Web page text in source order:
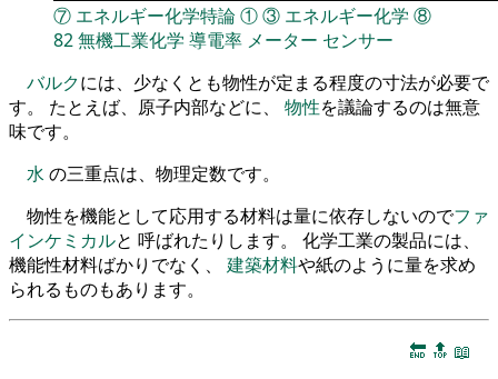
⑦ エネルギー化学特論①③ エネルギー化学 ⑧
82無機工業化学 導電率 メーター センサー
バルクには、少なくとも物性が定まる程度の寸法が必要で
す。 たとえば、原子内部などに、 物性を議論するのは無意
味です。
水 の三重点は、物理定数です。
物性を機能として応用する材料は量に依存しないのでファ
インケミカルと 呼ばれたりします。 化学工業の製品には、
機能性材料ばかりでなく、 建築材料や紙のように量を求め
られるものもあります。
🔚 🔝 📖